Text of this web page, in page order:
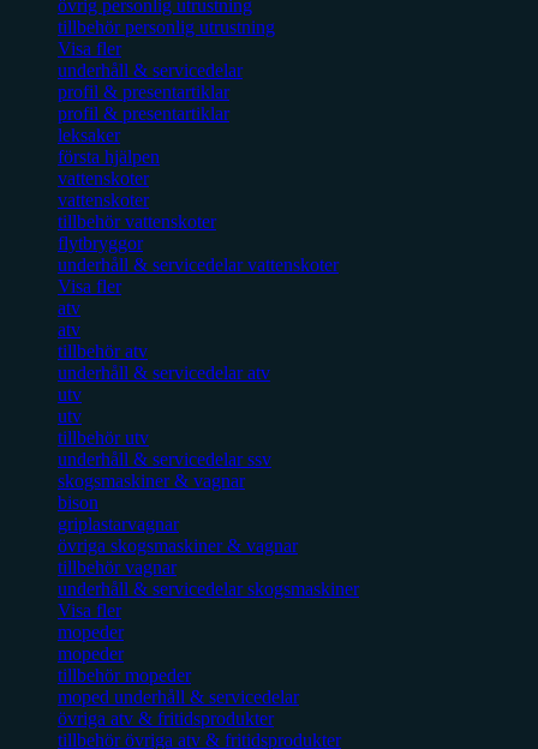
övrig personlig utrustning
tillbehör personlig utrustning
Visa fler
underhåll & servicedelar
profil & presentartiklar
profil & presentartiklar
leksaker
första hjälpen
vattenskoter
vattenskoter
tillbehör vattenskoter
flytbryggor
underhåll & servicedelar vattenskoter
Visa fler
atv
atv
tillbehör atv
underhåll & servicedelar atv
utv
utv
tillbehör utv
underhåll & servicedelar ssv
skogsmaskiner & vagnar
bison
griplastarvagnar
övriga skogsmaskiner & vagnar
tillbehör vagnar
underhåll & servicedelar skogsmaskiner
Visa fler
mopeder
mopeder
tillbehör mopeder
moped underhåll & servicedelar
övriga atv & fritidsprodukter
tillbehör övriga atv & fritidsprodukter